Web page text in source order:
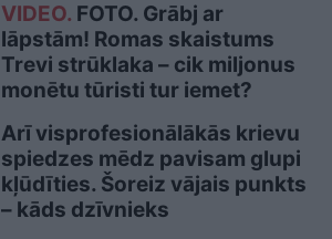
VIDEO. FOTO. Grābj ar
lāpstām! Romas skaistums
Trevi strūklaka – cik miljonus
monētu tūristi tur iemet?
Arī visprofesionālākās krievu
spiedzes mēdz pavisam glupi
kļūdīties. Šoreiz vājais punkts
– kāds dzīvnieks